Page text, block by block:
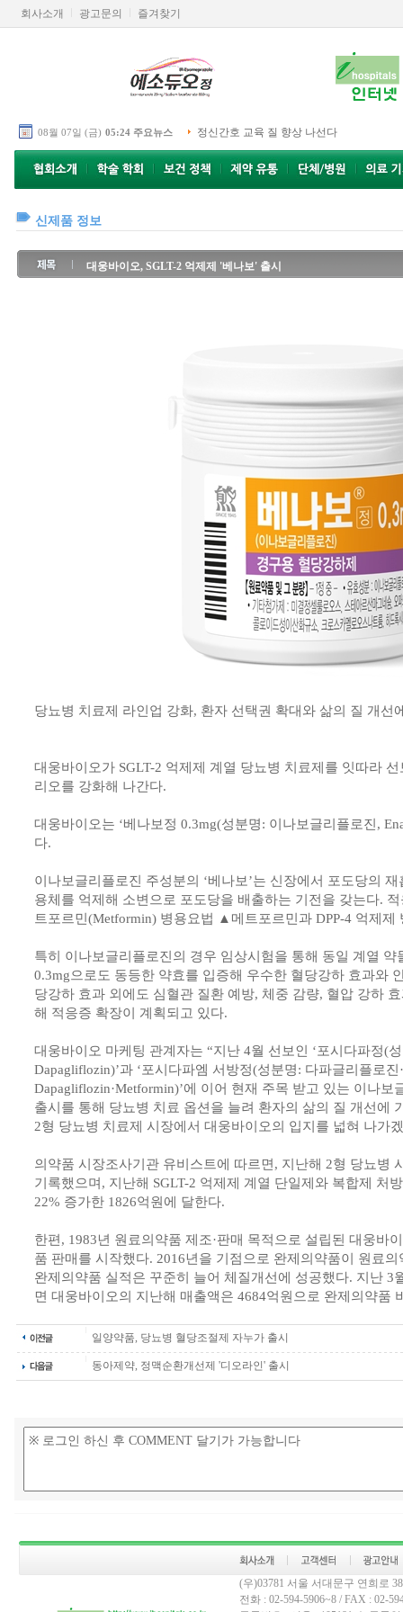
회사소개 광고문의 즐겨찾기
08월 07일 (금) 05:24 주요뉴스 정신간호 교육 질 향상 나선다
신제품 정보
대웅바이오, SGLT-2 억제제 '베나보' 출시
당뇨병 치료제 라인업 강화, 환자 선택권 확대와 삶의 질 개선
대웅바이오가 SGLT-2 억제제 계열 당뇨병 치료제를 잇따라
리오를 강화해 나간다.
대웅바이오는 ‘베나보정 0.3mg(성분명: 이나보글리플로진,
다.
이나보글리플로진 주성분의 ‘베나보’는 신장에서 포도당의
용체를 억제해 소변으로 포도당을 배출하는 기전을 갖는다.
트포르민(Metformin) 병용요법 ▲메트포르민과 DPP-4 억제제
특히 이나보글리플로진의 경우 임상시험을 통해 동일 계열 약
0.3mg으로도 동등한 약효를 입증해 우수한 혈당강하 효과와
당강하 효과 외에도 심혈관 질환 예방, 체중 감량, 혈압 강하
해 적응증 확장이 계획되고 있다.
대웅바이오 마케팅 관계자는 “지난 4월 선보인 ‘포시다파정(
Dapagliflozin)’과 ‘포시다파엠 서방정(성분명: 다파글리플로진
Dapagliflozin·Metformin)’에 이어 현재 주목 받고 있는 이나보
출시를 통해 당뇨병 치료 옵션을 늘려 환자의 삶의 질 개선에
2형 당뇨병 치료제 시장에서 대웅바이오의 입지를 넓혀 나가
의약품 시장조사기관 유비스트에 따르면, 지난해 2형 당뇨병
기록했으며, 지난해 SGLT-2 억제제 계열 단일제와 복합제 처
22% 증가한 1826억원에 달한다.
한편, 1983년 원료의약품 제조·판매 목적으로 설립된 대웅바
품 판매를 시작했다. 2016년을 기점으로 완제의약품이 원료
완제의약품 실적은 꾸준히 늘어 체질개선에 성공했다. 지난 3
면 대웅바이오의 지난해 매출액은 4684억원으로 완제의약품
일양약품, 당뇨병 혈당조절제 자누가 출시
동아제약, 정맥순환개선제 '디오라인' 출시
(우)03781 서울 서대문구 연희로
전화 : 02-594-5906~8 / FAX : 02-